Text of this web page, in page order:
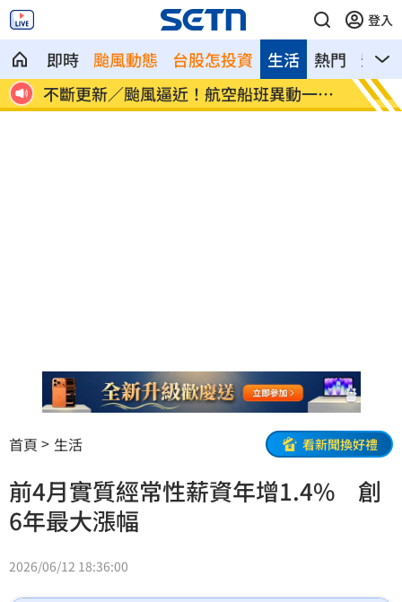
登入
即時 颱風動態 台股怎投資 熱門 影音
生活
次
中國富婆加60場吻戲 短劇剛上線慘遭下
架
亡妹
況
首頁 生活 看新聞換好禮
前4月實質經常性薪資年增1.4% 創
6年最大漲幅
2026/06/12 18:36:00